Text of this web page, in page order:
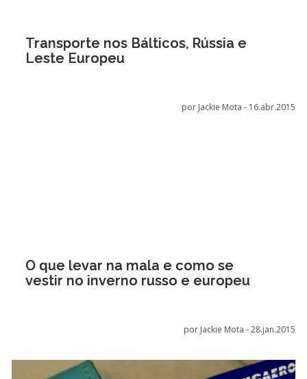
Transporte nos Bálticos, Rússia e
Leste Europeu
por Jackie Mota - 16.abr.2015
O que levar na mala e como se
vestir no inverno russo e europeu
por Jackie Mota -28.jan.2015